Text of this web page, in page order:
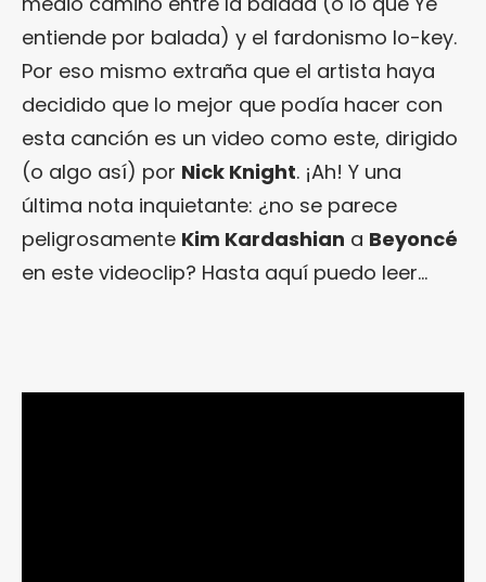
entiende por balada) y el fardonismo lo-key.
Por eso mismo extraña que el artista haya
decidido que lo mejor que podía hacer con
esta canción es un video como este, dirigido
(o algo así) por Nick Knight. ¡Ah! Y una
última nota inquietante: ¿no se parece
peligrosamente Kim Kardashian a Beyoncé
en este videoclip? Hasta aquí puedo leer…